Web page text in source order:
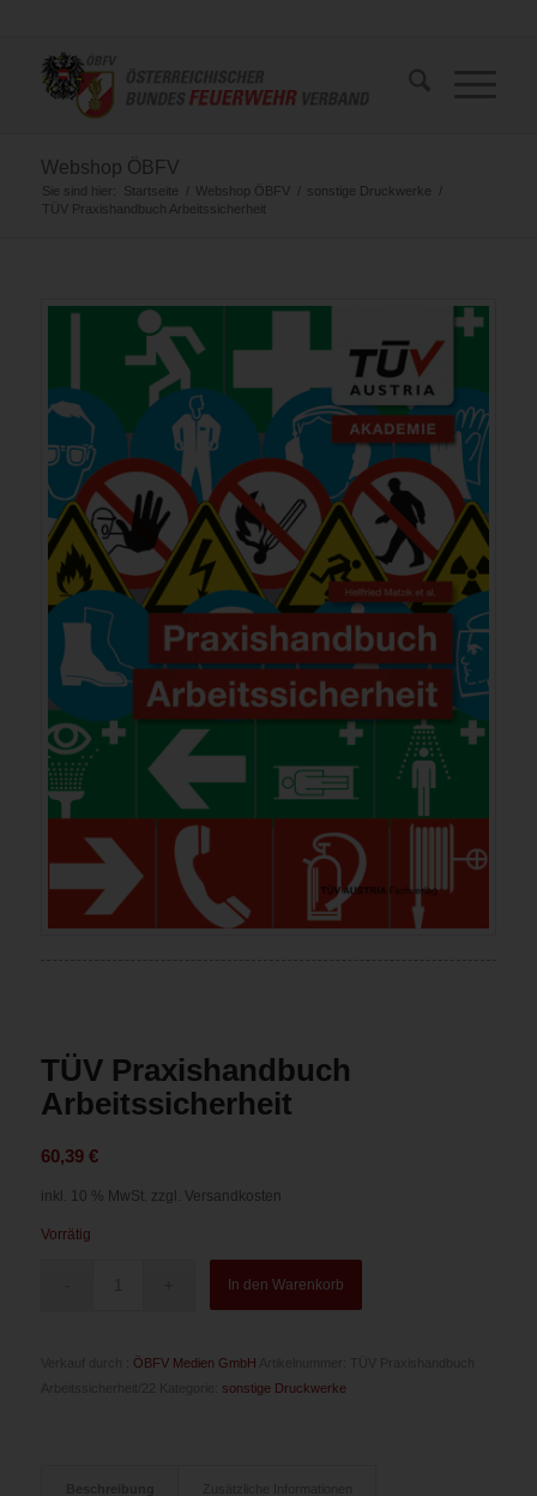
Webshop ÖBFV
Sie sind hier: Startseite / Webshop ÖBFV / sonstige Druckwerke
/
TÜV Praxishandbuch Arbeitssicherheit
TÜV Praxishandbuch
Arbeitssicherheit
60,39 €
inkl. 10 % MwSt. zzgl. Versandkosten
Vorrätig
In den Warenkorb
ÖBFV Medien GmbH
sonstige Druckwerke